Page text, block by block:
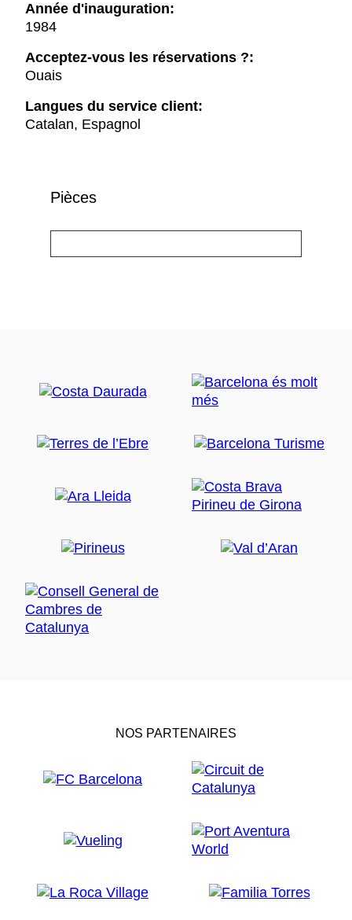
Année d'inauguration:
1984
Acceptez-vous les réservations ?:
Ouais
Langues du service client:
Catalan, Espagnol
Pièces
NOS PARTENAIRES